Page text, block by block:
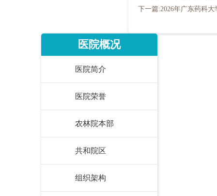
下一篇:2026年广东药科
医院概况
医院简介
医院荣誉
农林院本部
共和院区
组织架构